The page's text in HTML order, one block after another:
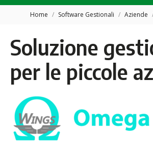
Tu sei qui:
Home Software Gestionali Aziende
Soluzione
per le piccole